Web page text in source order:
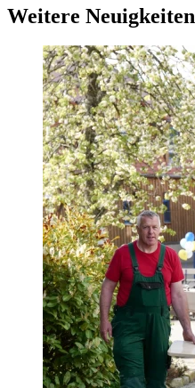
Weitere Neuigkeiten